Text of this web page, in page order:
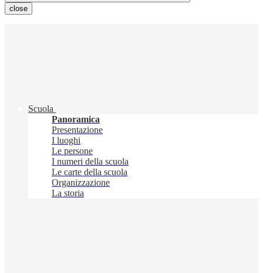
close
Scuola
Panoramica
Presentazione
I luoghi
Le persone
I numeri della scuola
Le carte della scuola
Organizzazione
La storia